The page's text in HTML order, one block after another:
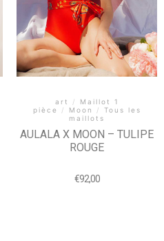
art /
Maillot 1
pièce
/ Moon /
Tous les
maillots
AULALA X MOON – TULIPE
ROUGE
€92,00